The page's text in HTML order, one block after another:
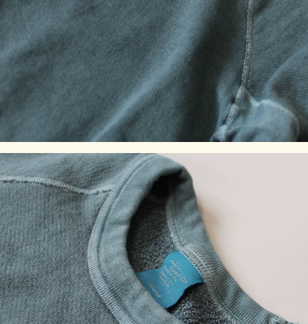
製品染め（反応染め）、製品染め（顔料染め）
※メタルグレー、ブラック：先染め
※ご購入後、初めの数回は色落ちする事がありますので、単
品でのお洗濯をおすすめ致します。
ご注意事項
製品染め後に、洗濯、乾燥済みのため、最も縮んでいる状態
です。着用していくうちに詰まっている編み目が緩み、身体
に馴染んでいきます。
※製品染め商品の特性上、一点一点染め上がりのお色やサイ
ズに若干の誤差がございますので予めご了承ください。ま
た、独特のユーズド感のある表情、多少のゆがみや擦れ、縫
い目部分のしわ、編み地の筋やムラなどは製品の特徴です。